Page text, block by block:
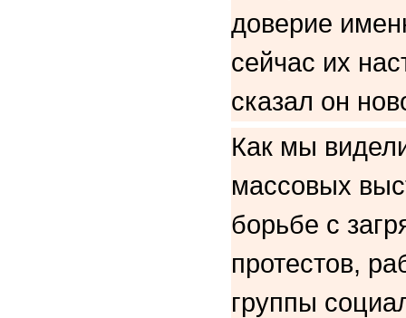
доверие
сейчас их
сказал он
Как мы
массовых
борьбе с
протестов,
группы